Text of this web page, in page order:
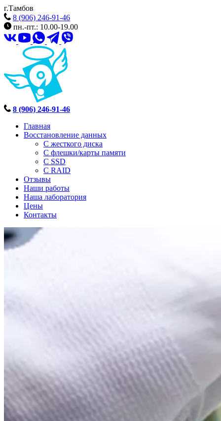
г.Тамбов
8 (906) 246-91-46
пн.-пт.: 10.00-19.00
8 (906) 246-91-46
Главная
Восстановление данных
С жесткого диска
С флешки/карты памяти
С SSD
С RAID
Отзывы
Наши работы
Наша лаборатория
Цены
Контакты